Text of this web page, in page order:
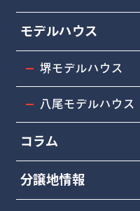
モデルハウス
堺モデルハウス
八尾モデルハウス
コラム
分譲地情報